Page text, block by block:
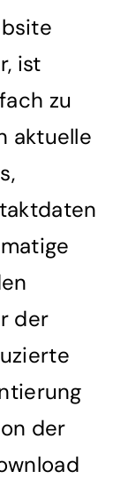
ist
zu
aktuelle
der
der